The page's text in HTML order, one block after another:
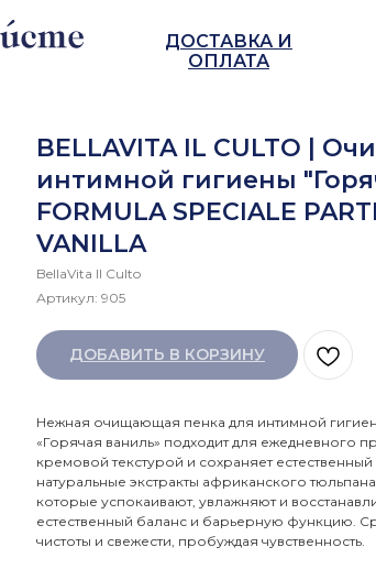
ДОСТАВКА И
ОПЛАТА
BELLAVITA IL CULTO |
интимной гигиены
FORMULA SPECIALE
VANILLA
BellaVita Il Culto
Артикул: 905
ДОБАВИТЬ В КОРЗИНУ
Нежная очищающая пенка для интимной
«Горячая ваниль» подходит для ежедневного
кремовой текстурой и сохраняет
натуральные экстракты африканского
которые успокаивают, увлажняют и
естественный баланс и барьерную функцию.
чистоты и свежести, пробуждая чувственность.